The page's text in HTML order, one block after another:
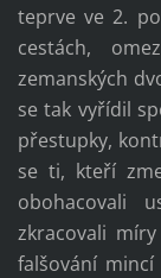
teprve ve 2.
cestách,
zemanských
se tak vyřídil
přestupky,
se ti, kteří
obohacovali
zkracovali
falšování